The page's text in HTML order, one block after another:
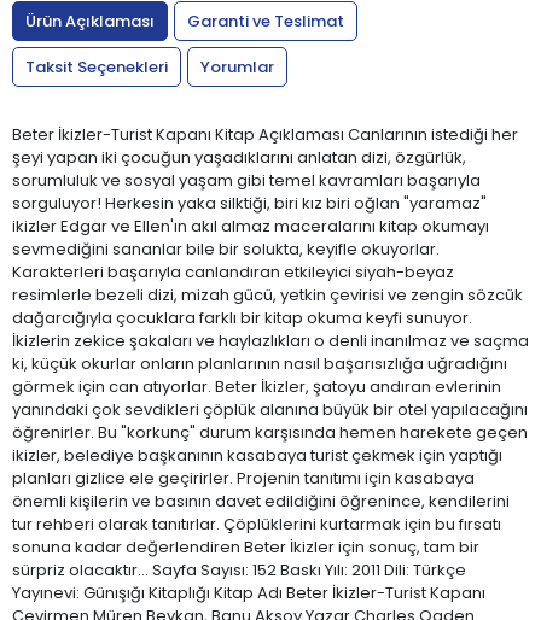
Ürün Açıklaması
Garanti ve Teslimat
Taksit Seçenekleri
Yorumlar
Beter İkizler-Turist Kapanı Kitap Açıklaması Canlarının istediği her
şeyi yapan iki çocuğun yaşadıklarını anlatan dizi, özgürlük,
sorumluluk ve sosyal yaşam gibi temel kavramları başarıyla
sorguluyor! Herkesin yaka silktiği, biri kız biri oğlan "yaramaz"
ikizler Edgar ve Ellen'ın akıl almaz maceralarını kitap okumayı
sevmediğini sananlar bile bir solukta, keyifle okuyorlar.
Karakterleri başarıyla canlandıran etkileyici siyah-beyaz
resimlerle bezeli dizi, mizah gücü, yetkin çevirisi ve zengin sözcük
dağarcığıyla çocuklara farklı bir kitap okuma keyfi sunuyor.
İkizlerin zekice şakaları ve haylazlıkları o denli inanılmaz ve saçma
ki, küçük okurlar onların planlarının nasıl başarısızlığa uğradığını
görmek için can atıyorlar. Beter İkizler, şatoyu andıran evlerinin
yanındaki çok sevdikleri çöplük alanına büyük bir otel yapılacağını
öğrenirler. Bu "korkunç" durum karşısında hemen harekete geçen
ikizler, belediye başkanının kasabaya turist çekmek için yaptığı
planları gizlice ele geçirirler. Projenin tanıtımı için kasabaya
önemli kişilerin ve basının davet edildiğini öğrenince, kendilerini
tur rehberi olarak tanıtırlar. Çöplüklerini kurtarmak için bu fırsatı
sonuna kadar değerlendiren Beter İkizler için sonuç, tam bir
sürpriz olacaktır… Sayfa Sayısı: 152 Baskı Yılı: 2011 Dili: Türkçe
Yayınevi: Günışığı Kitaplığı Kitap Adı Beter İkizler-Turist Kapanı